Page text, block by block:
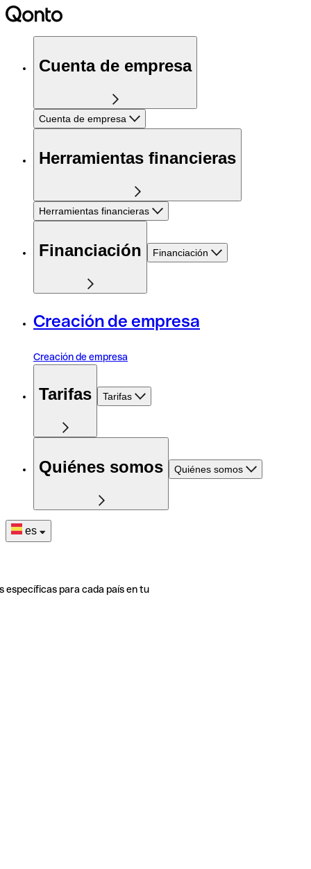
Cuenta de empresa
Cuenta de empresa
Herramientas financieras
Herramientas financieras
Financiación Financiación
Creación de empresa
Creación de empresa
Tarifas Tarifas
Quiénes somos Quiénes somos
es
específicas para cada país en tu